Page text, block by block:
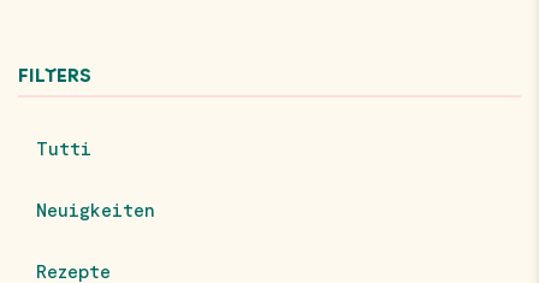
FILTERS
Tutti
Neuigkeiten
Rezepte